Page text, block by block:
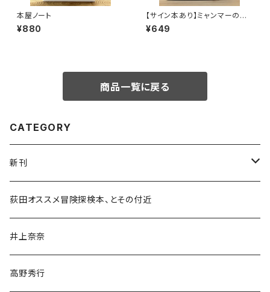
本屋ノート
¥880
【サイン本あり】ミャンマーの柳
生一族
¥649
商品一覧に戻る
CATEGORY
新刊
和書
文学・小説・物語
随筆・ノンフィクション・その他
荻田オススメ冒険探検本、とその付近
井上奈奈
高野秀行